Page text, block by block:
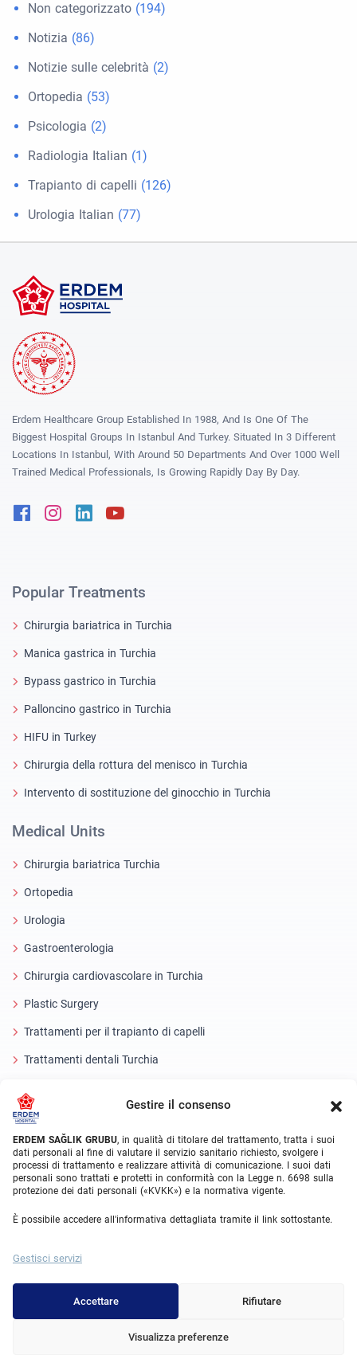
Gestire il consenso
ERDEM SAĞLIK GRUBU, in qualità di titolare del trattamento, tratta i suoi
dati personali al fine di valutare il servizio sanitario richiesto, svolgere i
processi di trattamento e realizzare attività di comunicazione. I suoi dati
personali sono trattati e protetti in conformità con la Legge n. 6698 sulla
protezione dei dati personali («KVKK») e la normativa vigente.
È possibile accedere all'informativa dettagliata tramite il link sottostante.
Gestisci servizi
Accettare Rifiutare
Visualizza preferenze
Non categorizzato (194)
Notizia (86)
Notizie sulle celebrità (2)
Ortopedia (53)
Psicologia (2)
Radiologia Italian (1)
Trapianto di capelli (126)
Urologia Italian (77)
Erdem Healthcare Group Established In 1988, And Is One Of The
Biggest Hospital Groups In Istanbul And Turkey. Situated In 3 Different
Locations In Istanbul, With Around 50 Departments And Over 1000 Well
Trained Medical Professionals, Is Growing Rapidly Day By Day.
FacebookInstagram
Linkedin
Popular Treatments
Chirurgia bariatrica in Turchia
Manica gastrica in Turchia
Bypass gastrico in Turchia
Palloncino gastrico in Turchia
HIFU in Turkey
Chirurgia della rottura del menisco in Turchia
Intervento di sostituzione del ginocchio in Turchia
Medical Units
Chirurgia bariatrica Turchia
Ortopedia
Urologia
Gastroenterologia
Chirurgia cardiovascolare in Turchia
Plastic Surgery
Trattamenti per il trapianto di capelli
Trattamenti dentali Turchia
About Erdem
Chi siamo
Unità mediche
Squadra medica